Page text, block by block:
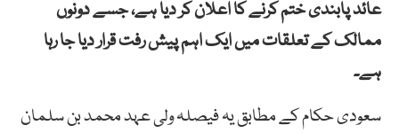
عائد پابندی ختم کرنے کا اعلان کر دیا ہے، جسے دونوں
ممالک کے تعلقات میں ایک اہم پیش رفت قرار دیا جا رہا
ہے۔
سعودی حکام کے مطابق یہ فیصلہ ولی عہد محمد بن سلمان